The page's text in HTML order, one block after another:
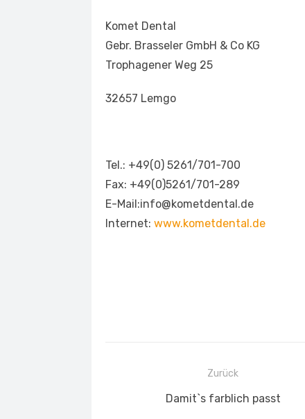
Komet Dental
Gebr. Brasseler GmbH & Co KG
Trophagener Weg 25
32657 Lemgo
Tel.: +49(0) 5261/701-700
Fax: +49(0)5261/701-289
E-Mail:info@kometdental.de
Internet: www.kometdental.de
Beitragsnavigation
Zurück
Vorheriger
Damit`s farblich passt